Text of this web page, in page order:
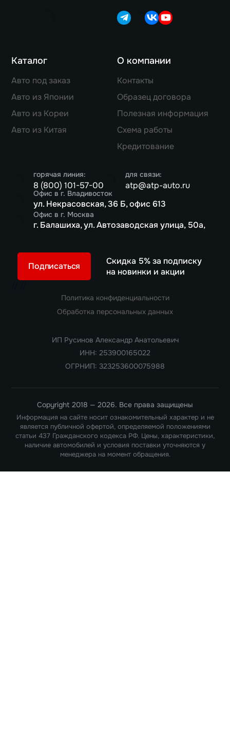
Каталог
Авто под заказ
Авто из Японии
Авто из Кореи
Авто из Китая
О компании
Контакты
Образец договора
Полезная информация
Схема работы
Кредитование
горячая линия:
8 (800) 101-57-00
для связи:
atp@atp-auto.ru
Офис в г. Владивосток
ул. Некрасовская, 36 Б, офис 613
Офис в г. Москва
г. Балашиха, ул. Автозаводская улица, 50а,
Скидка 5% за подписку
на новинки и акции
Подписаться
Copyright 2018 — 2026. Все права защищены
Информация на сайте носит ознакомительный характер и не
является публичной офертой, определяемой положениями
статьи 437 Гражданского кодекса РФ. Цены, характеристики,
наличие автомобилей и условия поставки уточняются у
менеджера на момент обращения.
Политика конфиденциальности
Обработка персональных данных
ИП Русинов Александр Анатольевич
ИНН: 253900165022
ОГРНИП: 323253600075988